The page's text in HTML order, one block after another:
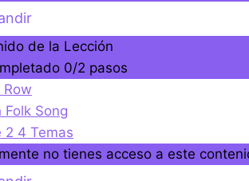
B
l
o
q
u
e
1
de la Lección
0/2 pasos
Folk Song
2 4 Temas
no tienes acceso a este